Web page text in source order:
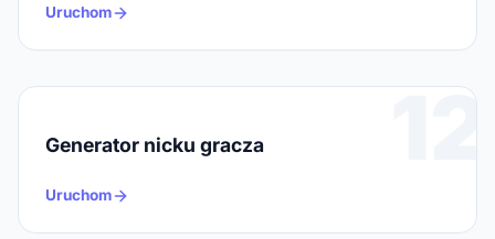
Uruchom
12
Generator nicku gracza
Uruchom